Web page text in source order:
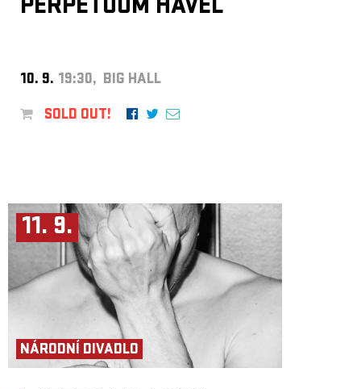
PERPETUUM HAVEL
10. 9. 19:30, BIG HALL
SOLD OUT!
11. 9.
NÁRODNÍ DIVADLO